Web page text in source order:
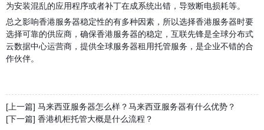
为安装混乱的应用程序或者补丁在成系统出错，导致断电损耗等。
总之影响香港服务器稳定性的有多种因素，所以选择香港服务器时要
选择可靠的供应商，确保香港服务器的稳定， 互联先锋是全球分布式
云数据中心运营商，提供全球服务器租用托管服务，是企业不错的合
作伙伴。
[上一篇] 马来西亚服务器怎么样？马来西亚服务器有什么优势？
[下一篇] 香港机柜托管大概是什么流程？